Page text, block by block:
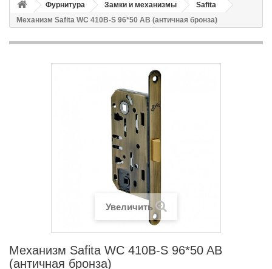
Фурнитура Замки и механизмы
Safita
Механизм Safita WC 410B-S 96*50 AB (античная бронза)
Увеличить
Механизм Safita WC 410B-S 96*50 AB
(античная бронза)